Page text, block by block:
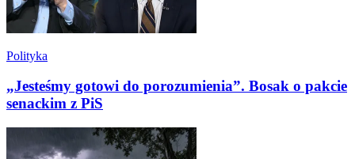
Polityka
„Jesteśmy gotowi do porozumienia”. Bosak o pakcie
senackim z PiS